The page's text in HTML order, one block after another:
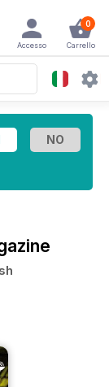
0
Carrello
Accesso